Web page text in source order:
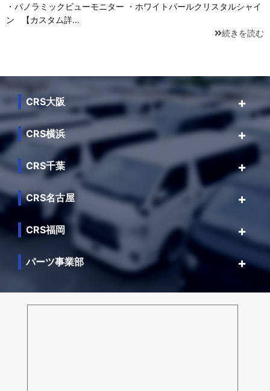
・パノラミックビューモニター ・ホワイトパールクリスタルシャイ
ン 【カスタム詳…
続きを読む
CRS大阪
CRS横浜
CRS千葉
CRS名古屋
CRS福岡
パーツ事業部